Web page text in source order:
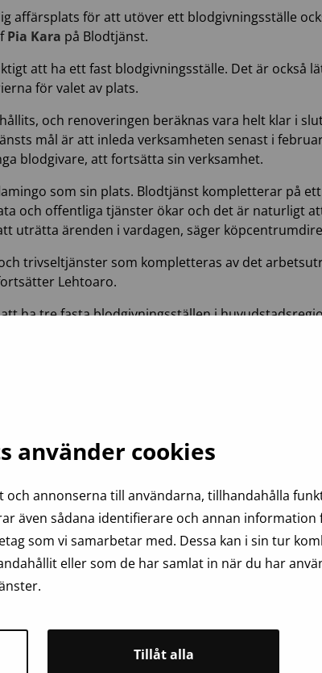
använder cookies
annonserna till användarna, tillhandahålla
även sådana identifierare och annan information
som vi samarbetar med. Dessa kan i sin tur
eller som de har samlat in när du har
Tillåt alla
affärsplats för att utöver ett blodgivningsställe
Pia Kara på Blodtjänst.
att ha ett fast blodgivningsställe. Det är också
för valet av plats.
och renoveringen beräknas vara helt klar i
mål är att inleda verksamheten senast i
blodgivare, att fortsätta sin verksamhet.
som sin plats. Blodtjänst kompletterar på
och offentliga tjänster ökar och det är naturligt
uträtta ärenden i vardagen, säger
trivseltjänster som kompletteras av det
Lehtoaro.
ha tre fasta blodgivningsställen i
utifrån vårdens behov. Vi erbjuder också
vars verksamhet inte bedrivs i vinstsyfte.
största köpcentrum. Det finns 170 butiker,
Till köpcentret hör dessutom
euro och hade närmare 12 miljoner besökare.